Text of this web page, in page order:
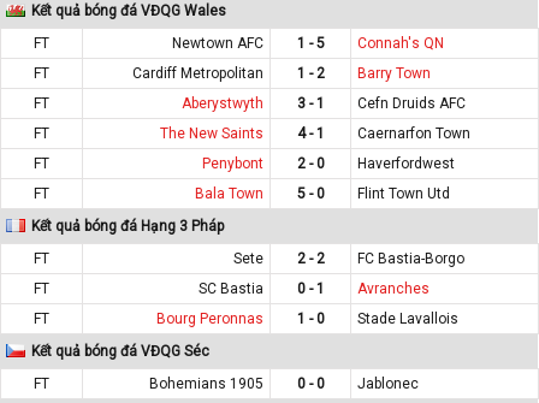
Kết quả bóng đá VĐQG Wales
FT
Newtown AFC 1 - 5
Connah's QN
FT
Cardiff Metropolitan 1 - 2
Barry Town
FT
Aberystwyth 3 - 1
Cefn Druids AFC
FT
The New Saints 4 - 1
Caernarfon Town
FT
Penybont 2 - 0
Haverfordwest
FT
Bala Town 5 - 0
Flint Town Utd
Kết quả bóng đá Hạng 3 Pháp
FT
Sete 2 - 2
FC Bastia-Borgo
FT
SC Bastia 0 - 1
Avranches
FT
Bourg Peronnas 1 - 0
Stade Lavallois
Kết quả bóng đá VĐQG Séc
FT
Bohemians 1905 0 - 0
Jablonec